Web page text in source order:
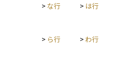
> な行 > は行
> ら行 > わ行